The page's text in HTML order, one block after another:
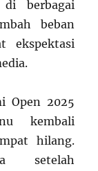
di berbagai
beban
ekspektasi
Open 2025
kembali
hilang.
setelah